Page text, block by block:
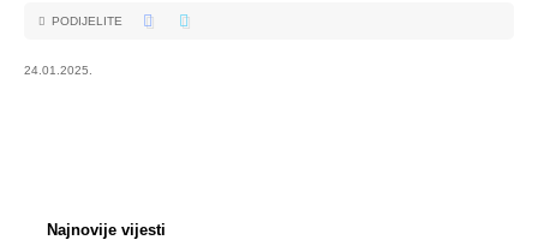
24.01.2025.
PODIJELITE
Najnovije vijesti